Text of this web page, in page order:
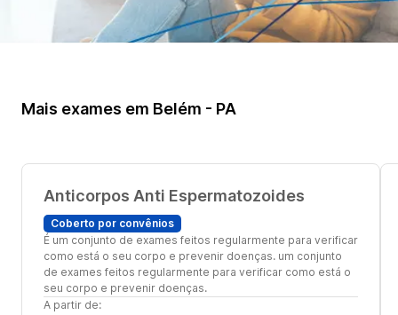
Mais exames em Belém - PA
Anticorpos Anti Espermatozoides
Coberto por convênios
É um conjunto de exames feitos regularmente para verificar
como está o seu corpo e prevenir doenças. um conjunto
de exames feitos regularmente para verificar como está o
seu corpo e prevenir doenças.
A partir de: